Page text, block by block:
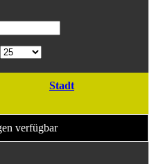
Stadt
verfügbar